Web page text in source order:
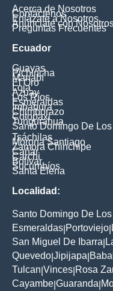
Acerca de Nosotros
Contáctenos
Enlázate a Nosotros
Anúnciate con
Preguntas Frecuentes
Ecuador
Guayas
Pichincha
Manabí
El Oro
Loja
Azuay
Los Ríos
Esmeraldas
Imbabura
Chimborazo
Cotopaxi
Tungurahua
Santo Domingo De Los
Tsáchilas
Morona Santiago
Zamora Chinchipe
Cañar
Carchi
Bolívar
Sucumbíos
Santa Elena
Localidad:
Santo Domingo De
Esmeraldas Portoviejo
San Miguel De Ibarra
Quevedo Jipijapa
Tulcan Vinces Rosa
Cayambe Guaranda